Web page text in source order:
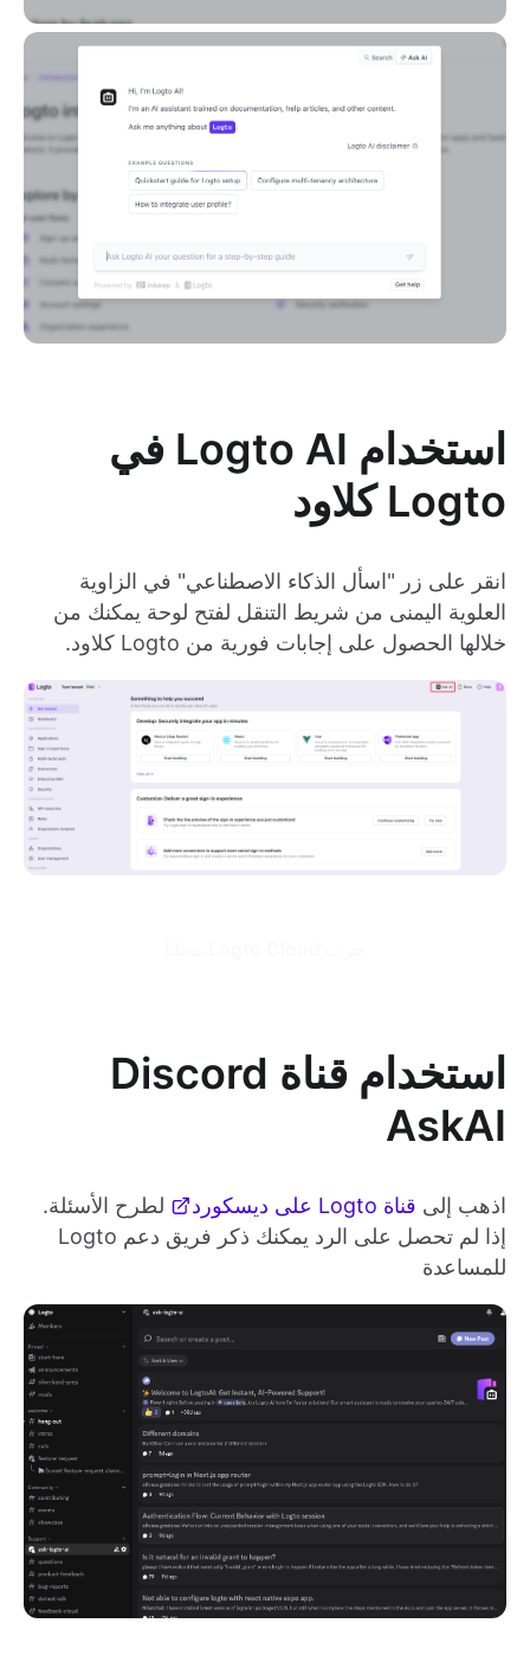
استخدام Logto AI في
Logto كلاود
انقر على زر "اسأل الذكاء الاصطناعي" في الزاوية
العلوية اليمنى من شريط التنقل لفتح لوحة يمكنك من
خلالها الحصول على إجابات فورية من Logto كلاود.
استخدام قناة Discord
AskAI
اذهب إلى قناة Logto على ديسكورد
لطرح الأسئلة.
إذا لم تحصل على الرد يمكنك ذكر فريق دعم Logto
للمساعدة